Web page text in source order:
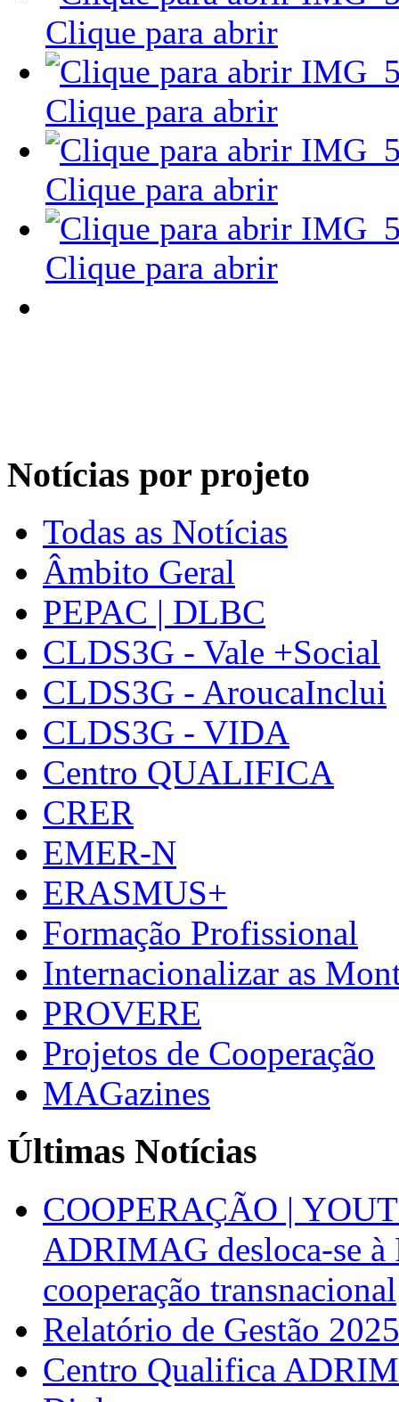
Clique para abrir
Clique para abrir
Clique para abrir
Clique para abrir
Notícias por projeto
Todas as Notícias
Âmbito Geral
PEPAC | DLBC
CLDS3G - Vale +Social
CLDS3G - AroucaInclui
CLDS3G - VIDA
Centro QUALIFICA
CRER
EMER-N
ERASMUS+
Formação Profissional
Internacionalizar as
PROVERE
Projetos de Cooperação
MAGazines
Últimas Notícias
COOPERAÇÃO |
ADRIMAG desloca-se
cooperação transnacional
Relatório de Gestão 2025
Centro Qualifica